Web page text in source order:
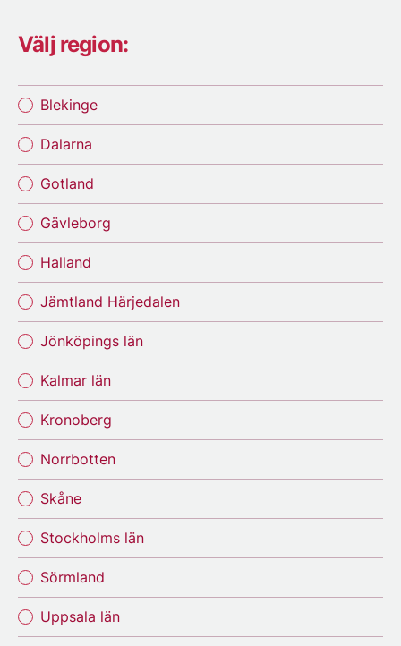
Välj region:
Blekinge
Dalarna
Gotland
Gävleborg
Halland
Jämtland Härjedalen
Jönköpings län
Kalmar län
Kronoberg
Norrbotten
Skåne
Stockholms län
Sörmland
Uppsala län